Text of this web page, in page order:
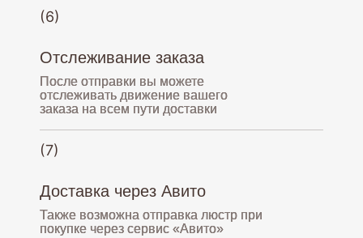
Также возможна отправка люстр при
покупке через сервис «Авито»
После отправки вы можете
отслеживать движение вашего
заказа на всем пути доставки
Доставка через Авито
Отслеживание заказа
(7)
(6)
по всей России